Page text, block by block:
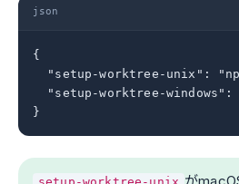
json
{
"setup-worktree-unix":
"setup-worktree-
}
が